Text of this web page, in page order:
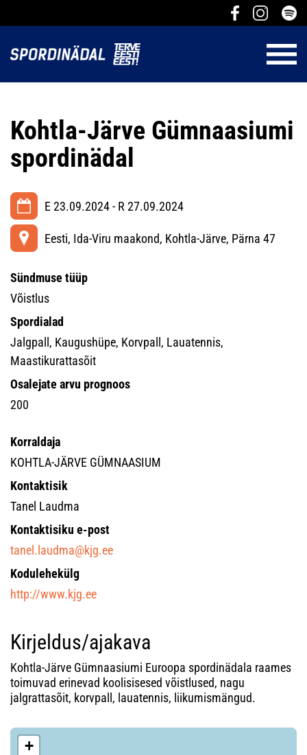
Kohtla-Järve Gümnaasiumi
spordinädal
E 23.09.2024 - R 27.09.2024
Eesti, Ida-Viru maakond, Kohtla-Järve, Pärna 47
Sündmuse tüüp
Võistlus
Spordialad
Jalgpall, Kaugushüpe, Korvpall, Lauatennis,
Maastikurattasõit
Osalejate arvu prognoos
200
Korraldaja
KOHTLA-JÄRVE GÜMNAASIUM
Kontaktisik
Tanel Laudma
Kontaktisiku e-post
tanel.laudma@kjg.ee
Kodulehekülg
http://www.kjg.ee
Kirjeldus/ajakava
Kohtla-Järve Gümnaasiumi Euroopa spordinädala raames
toimuvad erinevad koolisisesed võistlused, nagu
jalgrattasõit, korvpall, lauatennis, liikumismängud.
+